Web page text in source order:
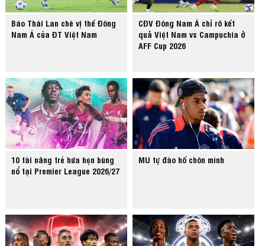
Báo Thái Lan chê vị thế Đông
Nam Á của ĐT Việt Nam
CĐV Đông Nam Á chỉ rõ kết
quả Việt Nam vs Campuchia ở
AFF Cup 2026
10 tài năng trẻ hứa hẹn bùng
nổ tại Premier League 2026/27
MU tự đào hố chôn mình